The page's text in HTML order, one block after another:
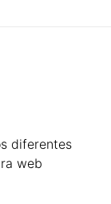
diferentes
web